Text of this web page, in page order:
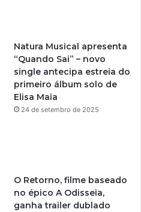
g
r
a
Natura Musical apresenta
“Quando Sai” – novo
single antecipa estreia do
primeiro álbum solo de
Elisa Maia
24 de setembro de 2025
O Retorno, filme baseado
no épico A Odisseia,
ganha trailer dublado